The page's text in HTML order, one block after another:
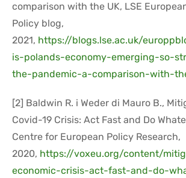
comparison with the UK, LSE
Policy blog,
2021, https://blogs.lse.ac.uk/
is-polands-economy-emerging-so-
the-pandemic-a-comparison-with-
[2] Baldwin R. i Weder di Mauro B.,
Covid-19 Crisis: Act Fast and Do
Centre for European Policy Research,
2020, https://voxeu.org/content/
economic-crisis-act-fast-and-do-